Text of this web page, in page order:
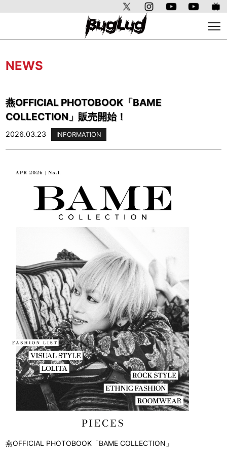
NEWS
燕OFFICIAL PHOTOBOOK「BAME
COLLECTION」販売開始！
2026.03.23 INFORMATION
燕OFFICIAL PHOTOBOOK「BAME COLLECTION」